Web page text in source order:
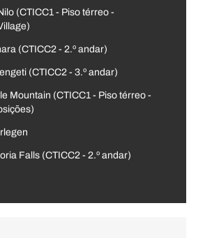
(CTICC1 - Piso térreo -
(CTICC2 - 2.º andar)
(CTICC2 - 3.º andar)
Mountain (CTICC1 - Piso térreo -
Falls (CTICC2 - 2.º andar)